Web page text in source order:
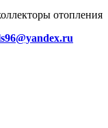
отопления